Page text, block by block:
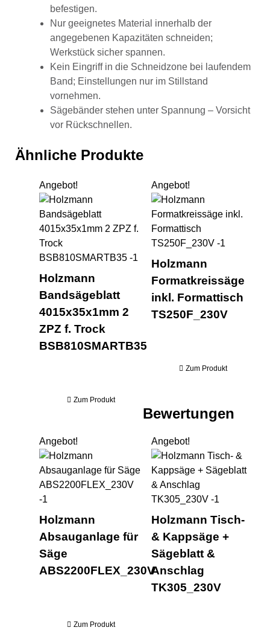
befestigen.
Nur geeignetes Material innerhalb der
angegebenen Kapazitäten schneiden;
Werkstück sicher spannen.
Kein Eingriff in die Schneidzone bei laufendem
Band; Einstellungen nur im Stillstand
vornehmen.
Sägebänder stehen unter Spannung – Vorsicht
vor Rückschnellen.
Ähnliche Produkte
Angebot!
Holzmann Bandsägeblatt
Holzmann
Bandsägeblatt
4015x35x1mm 2
ZPZ f. Trock
BSB810SMARTB35
Zum Produkt
Angebot!
Holzmann
Formatkreissäge
inkl. Formattisch
TS250F_230V
Zum Produkt
Angebot!
Holzmann Absauganlage
Holzmann
Absauganlage für
Säge
ABS2200FLEX_230V
Zum Produkt
Angebot!
Holzmann Tisch-
& Kappsäge +
Sägeblatt &
Anschlag
TK305_230V
Bewertungen